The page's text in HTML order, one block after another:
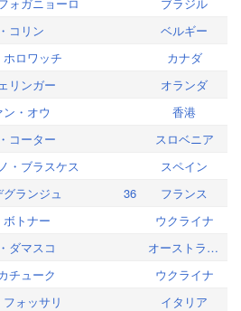
コリン
ベルギー
ロワッチ
カナダ
リンガー
オランダ
・オウ
香港
コーター
スロベニア
・ブラスケス
スペイン
ランジュ 36
フランス
トナー
ウクライナ
ダマスコ
オーストラリア
チューク
ウクライナ
ォッサリ
イタリア